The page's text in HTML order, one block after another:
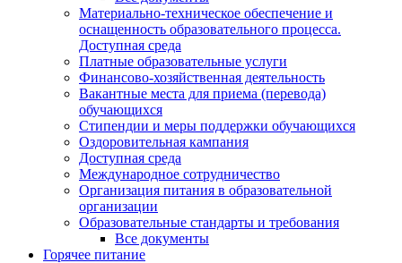
Материально-техническое обеспечение и
оснащенность образовательного процесса.
Доступная среда
Платные образовательные услуги
Финансово-хозяйственная деятельность
Вакантные места для приема (перевода)
обучающихся
Стипендии и меры поддержки обучающихся
Оздоровительная кампания
Доступная среда
Международное сотрудничество
Организация питания в образовательной
организации
Образовательные стандарты и требования
Все документы
Горячее питание